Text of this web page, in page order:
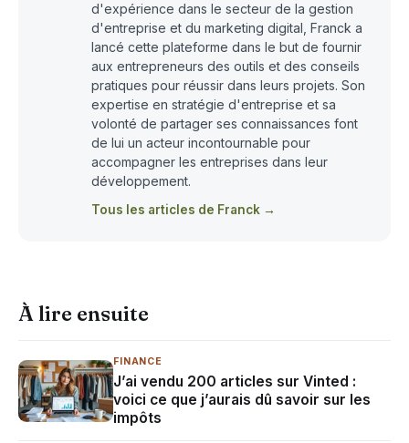
d'expérience dans le secteur de la gestion
d'entreprise et du marketing digital, Franck a
lancé cette plateforme dans le but de fournir
aux entrepreneurs des outils et des conseils
pratiques pour réussir dans leurs projets. Son
expertise en stratégie d'entreprise et sa
volonté de partager ses connaissances font
de lui un acteur incontournable pour
accompagner les entreprises dans leur
développement.
Tous les articles de Franck →
À lire ensuite
FINANCE
J’ai vendu 200 articles sur Vinted :
voici ce que j’aurais dû savoir sur les
impôts